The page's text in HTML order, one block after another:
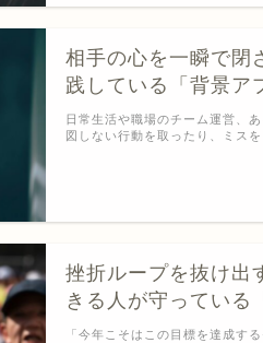
相手の心を一瞬で閉
践している「背景ア
日常生活や職場のチーム運営、
図しない行動を取ったり、ミス
挫折ループを抜け出
きる人が守っている
「今年こそはこの目標を達成す